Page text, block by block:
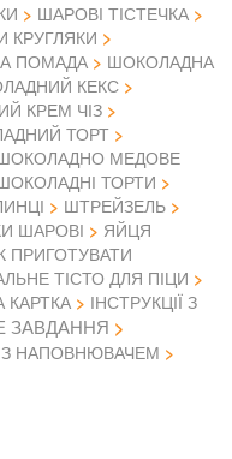
ШАРОВІ ТІСТЕЧКА
КРУГЛЯКИ
ПОМАДА
ШОКОЛАДНА
КЕКС
КРЕМ ЧІЗ
ТОРТ
МЕДОВЕ
ТОРТИ
ШТРЕЙЗЕЛЬ
ШАРОВІ
ЯЙЦЯ
ПРИГОТУВАТИ
ТІСТО ДЛЯ ПІЦИ
КАРТКА
ІНСТРУКЦІЇ З
ЗАВДАННЯ
З НАПОВНЮВАЧЕМ